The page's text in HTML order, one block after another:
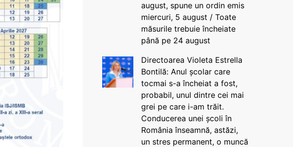
august, spune un ordin emis
miercuri, 5 august / Toate
măsurile trebuie încheiate
până pe 24 august
Directoarea Violeta Estrella
Bontilă: Anul școlar care
tocmai s-a încheiat a fost,
probabil, unul dintre cei mai
grei pe care i-am trăit.
Conducerea unei școli în
România înseamnă, astăzi,
un stres permanent, o muncă